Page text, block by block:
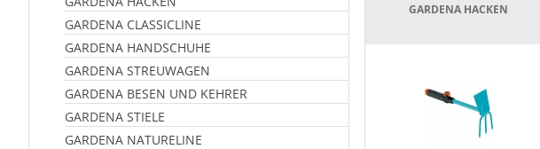
GARDENA CLASSICLINE
GARDENA HANDSCHUHE
GARDENA STREUWAGEN
GARDENA BESEN UND KEHRER
GARDENA STIELE
GARDENA NATURELINE
GARDENA HACKEN